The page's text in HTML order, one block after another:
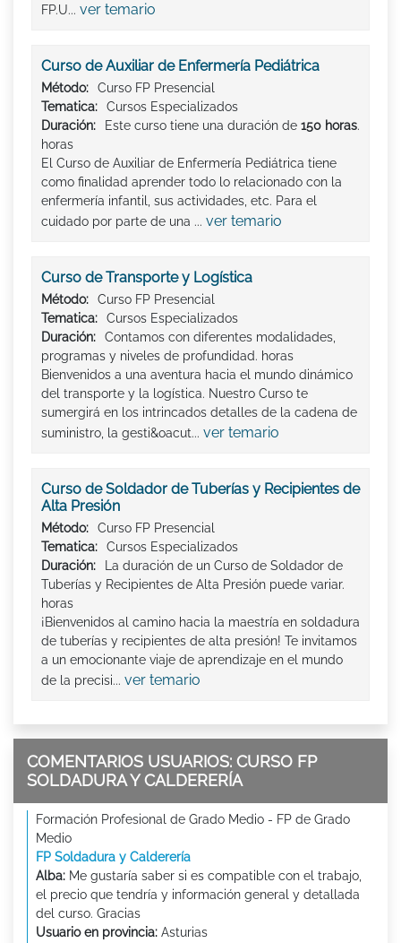
FP.U... ver temario
Curso de Auxiliar de Enfermería Pediátrica
Método:
Curso FP Presencial
Tematica:
Cursos Especializados
Duración:
Este curso tiene una duración de 150 horas.
horas
El Curso de Auxiliar de Enfermería Pediátrica tiene
como finalidad aprender todo lo relacionado con la
enfermería infantil, sus actividades, etc. Para el
cuidado por parte de una ... ver temario
Curso de Transporte y Logística
Método:
Curso FP Presencial
Tematica:
Cursos Especializados
Duración:
Contamos con diferentes modalidades,
programas y niveles de profundidad. horas
Bienvenidos a una aventura hacia el mundo dinámico
del transporte y la logística. Nuestro Curso te
sumergirá en los intrincados detalles de la cadena de
suministro, la gesti&oacut... ver temario
Curso de Soldador de Tuberías y Recipientes de
Alta Presión
Método:
Curso FP Presencial
Tematica:
Cursos Especializados
Duración:
La duración de un Curso de Soldador de
Tuberías y Recipientes de Alta Presión puede variar.
horas
¡Bienvenidos al camino hacia la maestría en soldadura
de tuberías y recipientes de alta presión! Te invitamos
a un emocionante viaje de aprendizaje en el mundo
de la precisi... ver temario
COMENTARIOS USUARIOS: CURSO FP
SOLDADURA Y CALDERERÍA
Formación Profesional de Grado Medio - FP de Grado
Medio
FP Soldadura y Calderería
Alba: Me gustaría saber si es compatible con el trabajo,
el precio que tendría y información general y detallada
del curso. Gracias
Usuario en provincia: Asturias